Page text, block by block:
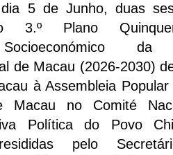
5 de Junho, duas
3.º Plano
Socioeconómico da
de Macau (2026-2030)
à Assembleia Popular
Macau no Comité
Política do Povo
pelo